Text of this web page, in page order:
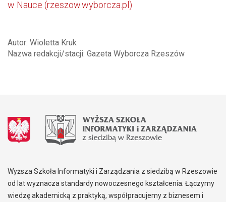
w Nauce (rzeszow.wyborcza.pl)
Autor: Wioletta Kruk
Nazwa redakcji/stacji: Gazeta Wyborcza Rzeszów
Wyższa Szkoła Informatyki i Zarządzania z siedzibą w Rzeszowie
od lat wyznacza standardy nowoczesnego kształcenia. Łączymy
wiedzę akademicką z praktyką, współpracujemy z biznesem i